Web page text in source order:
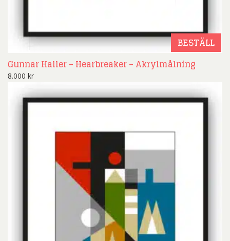
BESTÄLL
Gunnar Haller – Hearbreaker – Akrylmålning
8.000 kr